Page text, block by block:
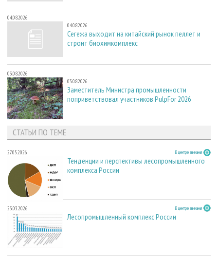
04.08.2026
04.08.2026
Сегежа выходит на китайский рынок пеллет и
строит биохимкомплекс
03.08.2026
03.08.2026
Заместитель Министра промышленности
поприветствовал участников PulpFor 2026
СТАТЬИ ПО ТЕМЕ
27.05.2026 В центре внимания
Тенденции и перспективы лесопромышленного
комплекса России
23.03.2026 В центре внимания
Лесопромышленный комплекс России